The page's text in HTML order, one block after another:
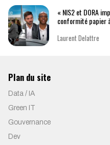
« NIS2 et DORA
conformité papier
Laurent Delattre
Plan du site
Data / IA
Green IT
Gouvernance
Dev